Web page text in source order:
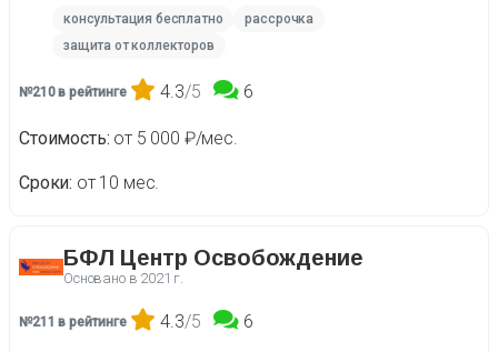
консультация бесплатно
рассрочка
защита от коллекторов
№210 в рейтинге 4.3/5 6
Стоимость от 5 000 ₽/мес.
Сроки от 10 мес.
БФЛ Центр Освобождение
Основано в 2021 г.
№211 в рейтинге 4.3/5 6